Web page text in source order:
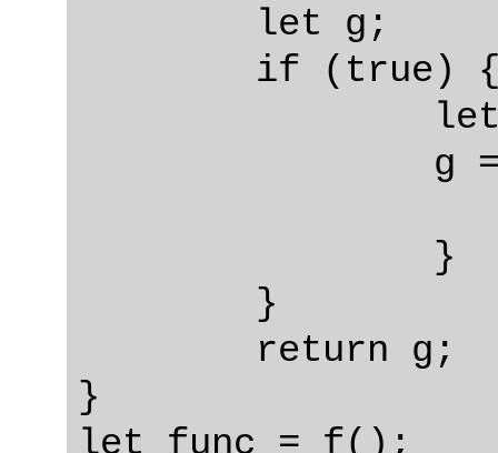
}
let func = f();